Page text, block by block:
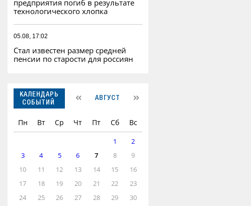
предприятия погиб в результате
технологического хлопка
05.08, 17:02
Стал известен размер средней
пенсии по старости для россиян
КАЛЕНДАРЬ
СОБЫТИЙ
АВГУСТ
Пн Вт Ср Чт Пт Сб Вс
1
2
3
4 5 6 7 8
9
10
11 12 13 14 15
16
17
18 19 20 21 22
23
24
25 26 27 28 29 30